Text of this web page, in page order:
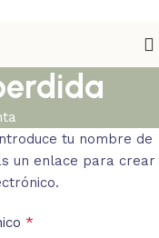
tu nombre de
un enlace para crear
*